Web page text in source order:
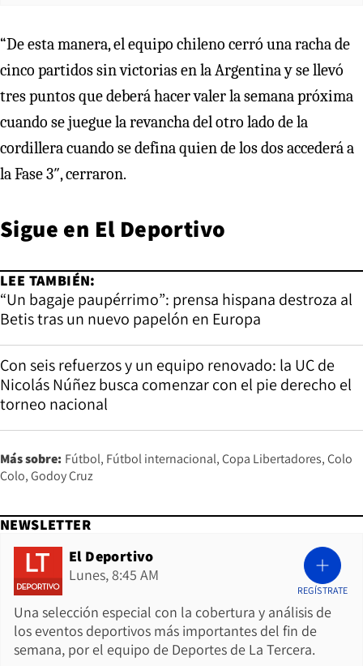
“De esta manera, el equipo chileno cerró una racha de
cinco partidos sin victorias en la Argentina y se llevó
tres puntos que deberá hacer valer la semana próxima
cuando se juegue la revancha del otro lado de la
cordillera cuando se defina quien de los dos accederá a
la Fase 3″, cerraron.
Sigue en El Deportivo
LEE TAMBIÉN:
“Un bagaje paupérrimo”: prensa hispana destroza al
Betis tras un nuevo papelón en Europa
Con seis refuerzos y un equipo renovado: la UC de
Nicolás Núñez busca comenzar con el pie derecho el
torneo nacional
Más sobre: Fútbol Fútbol internacional Copa Libertadores Colo
Colo Godoy Cruz
NEWSLETTER
El Deportivo
Lunes, 8:45 AM
Una selección especial con la cobertura y análisis de
los eventos deportivos más importantes del fin de
semana, por el equipo de Deportes de La Tercera.
REGÍSTRATE